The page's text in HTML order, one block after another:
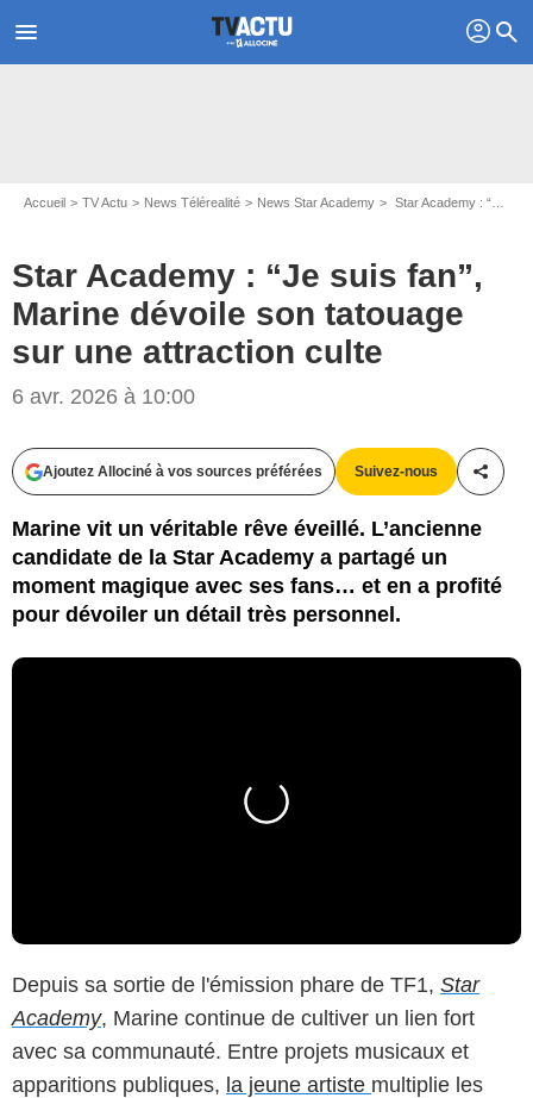
menu profil search
Accueil TV Actu News Télérealité News Star Academy Star Academy : “Je suis fan”, Marine dévoile son tatouage sur une attraction culte
Star Academy : “Je suis fan”,
Marine dévoile son tatouage
sur une attraction culte
6 avr. 2026 à 10:00
Ajoutez Allociné à vos sources préférées Suivez-nous
Marine vit un véritable rêve éveillé. L’ancienne
candidate de la Star Academy a partagé un
moment magique avec ses fans… et en a profité
pour dévoiler un détail très personnel.
Depuis sa sortie de l'émission phare de TF1, Star
Academy, Marine continue de cultiver un lien fort
avec sa communauté. Entre projets musicaux et
apparitions publiques, la jeune artiste multiplie les